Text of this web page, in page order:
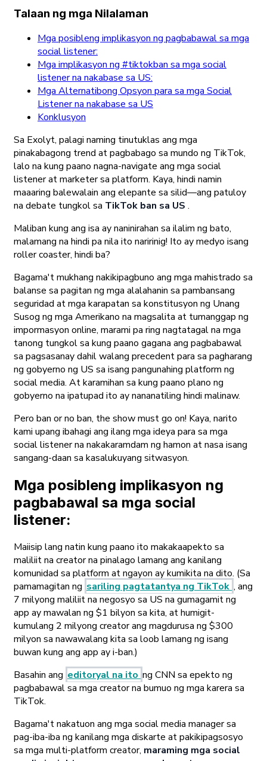
Talaan ng mga Nilalaman
Mga posibleng implikasyon ng pagbabawal sa mga
social listener:
Mga implikasyon ng #tiktokban sa mga social
listener na nakabase sa US:
Mga Alternatibong Opsyon para sa mga Social
Listener na nakabase sa US
Konklusyon
Sa Exolyt, palagi naming tinutuklas ang mga
pinakabagong trend at pagbabago sa mundo ng TikTok,
lalo na kung paano nagna-navigate ang mga social
listener at marketer sa platform. Kaya, hindi namin
maaaring balewalain ang elepante sa silid—ang patuloy
na debate tungkol sa TikTok ban sa US .
Maliban kung ang isa ay naninirahan sa ilalim ng bato,
malamang na hindi pa nila ito naririnig! Ito ay medyo isang
roller coaster, hindi ba?
Bagama't mukhang nakikipagbuno ang mga mahistrado sa
balanse sa pagitan ng mga alalahanin sa pambansang
seguridad at mga karapatan sa konstitusyon ng Unang
Susog ng mga Amerikano na magsalita at tumanggap ng
impormasyon online, marami pa ring nagtatagal na mga
tanong tungkol sa kung paano gagana ang pagbabawal
sa pagsasanay dahil walang precedent para sa pagharang
ng gobyerno ng US sa isang pangunahing platform ng
social media. At karamihan sa kung paano plano ng
gobyerno na ipatupad ito ay nananatiling hindi malinaw.
Pero ban or no ban, the show must go on! Kaya, narito
kami upang ibahagi ang ilang mga ideya para sa mga
social listener na nakakaramdam ng hamon at nasa isang
sangang-daan sa kasalukuyang sitwasyon.
Mga posibleng implikasyon ng
pagbabawal sa mga social
listener:
Maiisip lang natin kung paano ito makakaapekto sa
maliliit na creator na pinalago lamang ang kanilang
komunidad sa platform at ngayon ay kumikita na dito. (Sa
pamamagitan ng sariling pagtatantya ng TikTok , ang
7 milyong maliliit na negosyo sa US na gumagamit ng
app ay mawalan ng $1 bilyon sa kita, at humigit-
kumulang 2 milyong creator ang magdurusa ng $300
milyon sa nawawalang kita sa loob lamang ng isang
buwan kung ang app ay i-ban.)
Basahin ang editoryal na ito ng CNN sa epekto ng
pagbabawal sa mga creator na bumuo ng mga karera sa
TikTok.
Bagama't nakatuon ang mga social media manager sa
pag-iba-iba ng kanilang mga diskarte at pakikipagsosyo
sa mga multi-platform creator, maraming mga social